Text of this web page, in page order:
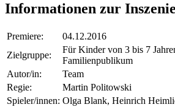
Informationen zur
Premiere:
04.12.2016
Zielgruppe:
Für Kinder von 3 bis 7
Familienpublikum
Autor/in:
Team
Regie:
Martin Politowski
Spieler/innen: Olga Blank, Heinrich